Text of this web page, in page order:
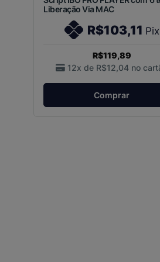
Liberação Via MAC
R$103,11 Pix
R$119,89
12x de R$12,04 no
Comprar